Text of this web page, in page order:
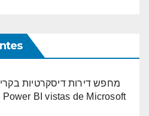
מחפש דירות דיסקרטיות
BI vistas de Microsoft